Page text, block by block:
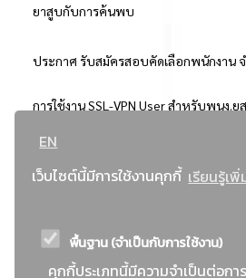
EN
เว็บไซต์นี้มีการใช้งานคุกกี้ เรียนรู้เ
พื้นฐาน (จำเป็นกับการใช้งาน)
คุกกี้ประเภทนี้มีความจำเป็นต่อกา
ยาสูบกับการค้นพบ
ประกาศ รับสมัครสอบคัดเลือกพนักงาน
การใช้งาน SSL-VPN User สำหรับพนง.ย
..ยอดนิยม..
: วิธีเฉพาะเจาะจง